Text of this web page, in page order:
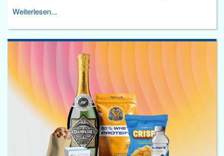
Weiterlesen...